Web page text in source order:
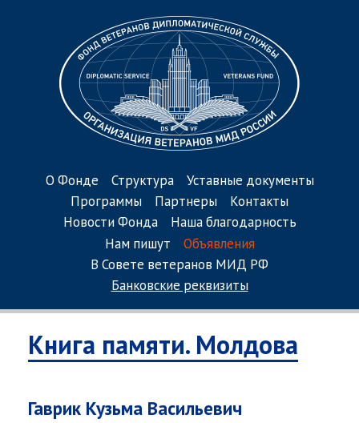
О Фонде Структура
Уставные документы
Программы
Партнеры
Контакты
Новости Фонда
Наша благодарность
Нам пишут
Объявления
В Совете ветеранов МИД РФ
Банковские реквизиты
Книга памяти. Молдова
Гаврик Кузьма Васильевич